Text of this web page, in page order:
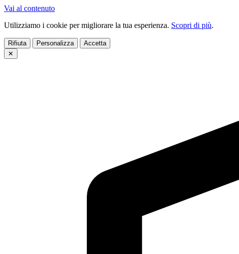
Vai al contenuto
Utilizziamo i cookie per migliorare la tua esperienza. Scopri di più.
Rifiuta Personalizza
Accetta
✕